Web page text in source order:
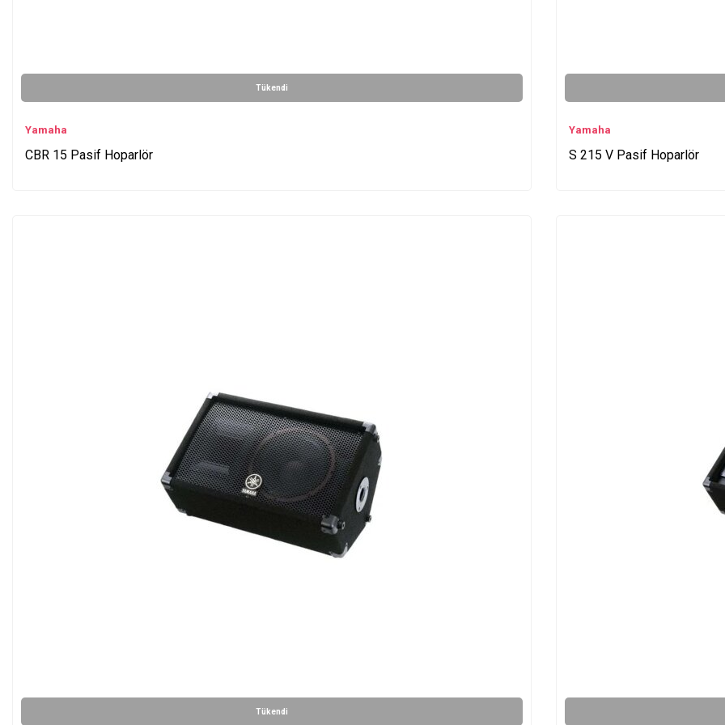
Tükendi
Yamaha
CBR 15 Pasif Hoparlör
Yamaha
S 215 V Pasif Hoparlör
Tükendi